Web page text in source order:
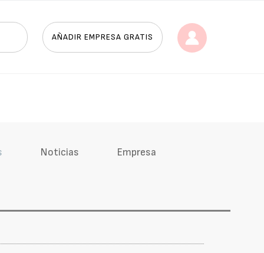
AÑADIR EMPRESA GRATIS
Noticias Empresa